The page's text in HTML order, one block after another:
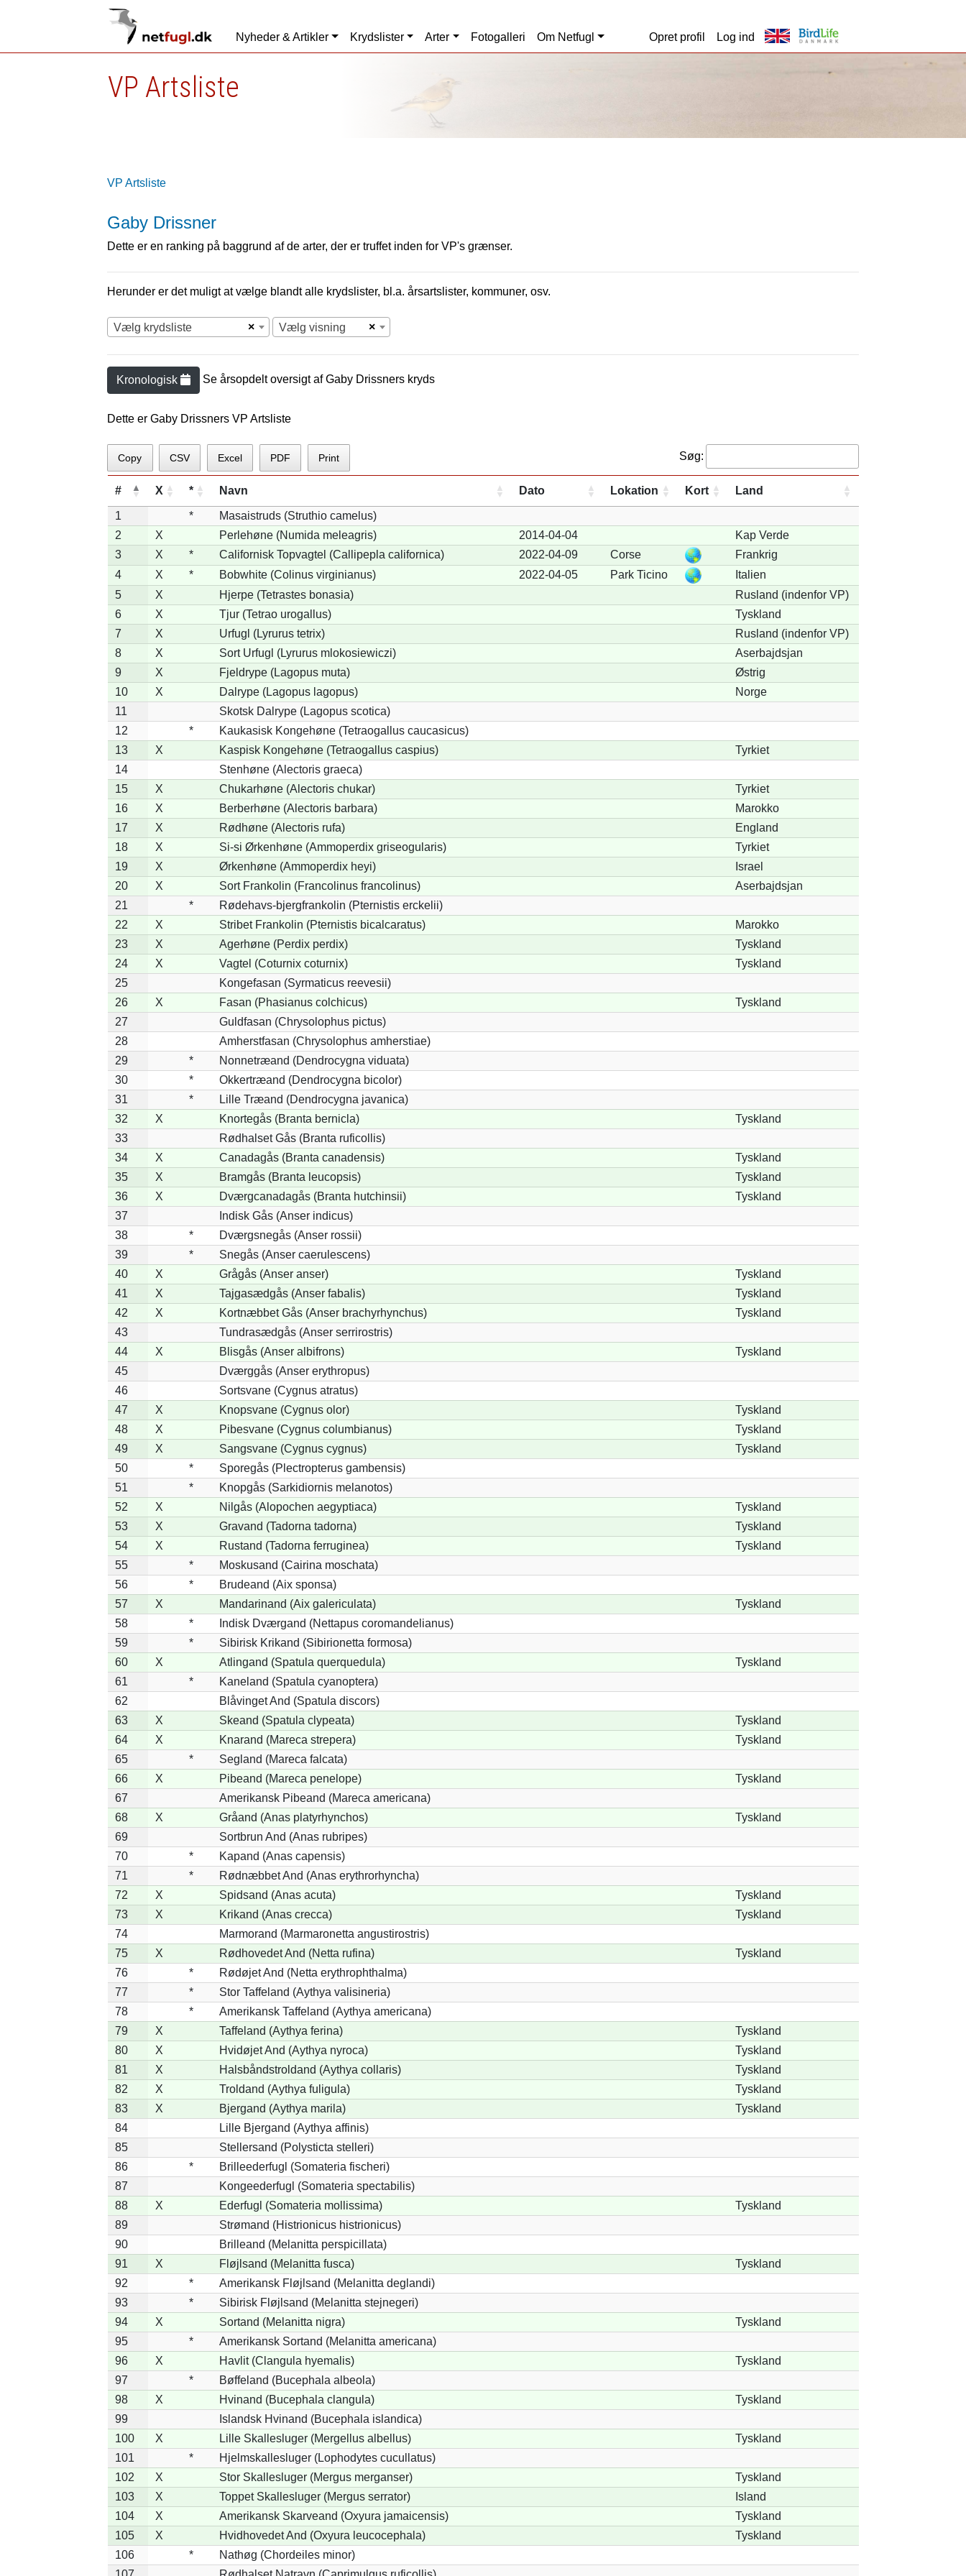
Nyheder & Artikler Krydslister Arter Fotogalleri Om Netfugl Opret profil Log ind
VP Artsliste
VP Artsliste
Gaby Drissner
Dette er en ranking på baggrund af de arter, der er truffet inden for VP's grænser.
Herunder er det muligt at vælge blandt alle krydslister, bl.a. årsartslister, kommuner, osv.
×
Vælg krydsliste ×
Vælg visning
Kronologisk Se årsopdelt oversigt afGaby Drissners kryds
Dette er Gaby Drissners VP Artsliste
Copy CSV Excel PDF Print Søg:
# X * Navn Dato Lokation Kort Land
1 *
Masaistruds (Struthio camelus)
2
X Perlehøne (Numida meleagris) 2014-04-04
Kap Verde
3
X * Californisk Topvagtel (Callipepla californica) 2022-04-09 Corse
Frankrig
4
X * Bobwhite (Colinus virginianus) 2022-04-05 Park Ticino
Italien
5
X Hjerpe (Tetrastes bonasia)
Rusland (indenfor VP)
6
X Tjur (Tetrao urogallus)
Tyskland
7
X Urfugl (Lyrurus tetrix)
Rusland (indenfor VP)
8
X Sort Urfugl (Lyrurus mlokosiewiczi)
Aserbajdsjan
9
X Fjeldrype (Lagopus muta)
Østrig
10
X Dalrype (Lagopus lagopus)
Norge
11
Skotsk Dalrype (Lagopus scotica)
12
*
Kaukasisk Kongehøne (Tetraogallus caucasicus)
13
X Kaspisk Kongehøne (Tetraogallus caspius)
Tyrkiet
14
Stenhøne (Alectoris graeca)
15
X Chukarhøne (Alectoris chukar)
Tyrkiet
16
X Berberhøne (Alectoris barbara)
Marokko
17
X Rødhøne (Alectoris rufa)
England
18
X Si-si Ørkenhøne (Ammoperdix griseogularis)
Tyrkiet
19
X Ørkenhøne (Ammoperdix heyi)
Israel
20
X Sort Frankolin (Francolinus francolinus)
Aserbajdsjan
21
*
Rødehavs-bjergfrankolin (Pternistis erckelii)
22
X Stribet Frankolin (Pternistis bicalcaratus)
Marokko
23
X Agerhøne (Perdix perdix)
Tyskland
24
X Vagtel (Coturnix coturnix)
Tyskland
25
Kongefasan (Syrmaticus reevesii)
26
X Fasan (Phasianus colchicus)
Tyskland
27
Guldfasan (Chrysolophus pictus)
28
Amherstfasan (Chrysolophus amherstiae)
29
*
Nonnetræand (Dendrocygna viduata)
30
*
Okkertræand (Dendrocygna bicolor)
31
*
Lille Træand (Dendrocygna javanica)
32
X Knortegås (Branta bernicla)
Tyskland
33
Rødhalset Gås (Branta ruficollis)
34
X Canadagås (Branta canadensis)
Tyskland
35
X Bramgås (Branta leucopsis)
Tyskland
36
X Dværgcanadagås (Branta hutchinsii)
Tyskland
37
Indisk Gås (Anser indicus)
38
*
Dværgsnegås (Anser rossii)
39
*
Snegås (Anser caerulescens)
40
X Grågås (Anser anser)
Tyskland
41
X Tajgasædgås (Anser fabalis)
Tyskland
42
X Kortnæbbet Gås (Anser brachyrhynchus)
Tyskland
43
Tundrasædgås (Anser serrirostris)
44
X Blisgås (Anser albifrons)
Tyskland
45
Dværggås (Anser erythropus)
46
Sortsvane (Cygnus atratus)
47
X Knopsvane (Cygnus olor)
Tyskland
48
X Pibesvane (Cygnus columbianus)
Tyskland
49
X Sangsvane (Cygnus cygnus)
Tyskland
50
*
Sporegås (Plectropterus gambensis)
51
*
Knopgås (Sarkidiornis melanotos)
52
X Nilgås (Alopochen aegyptiaca)
Tyskland
53
X Gravand (Tadorna tadorna)
Tyskland
54
X Rustand (Tadorna ferruginea)
Tyskland
55
*
Moskusand (Cairina moschata)
56
*
Brudeand (Aix sponsa)
57
X Mandarinand (Aix galericulata)
Tyskland
58
*
Indisk Dværgand (Nettapus coromandelianus)
59
*
Sibirisk Krikand (Sibirionetta formosa)
60
X Atlingand (Spatula querquedula)
Tyskland
61
*
Kaneland (Spatula cyanoptera)
62
Blåvinget And (Spatula discors)
63
X Skeand (Spatula clypeata)
Tyskland
64
X Knarand (Mareca strepera)
Tyskland
65
*
Segland (Mareca falcata)
66
X Pibeand (Mareca penelope)
Tyskland
67
Amerikansk Pibeand (Mareca americana)
68
X Gråand (Anas platyrhynchos)
Tyskland
69
Sortbrun And (Anas rubripes)
70
*
Kapand (Anas capensis)
71
*
Rødnæbbet And (Anas erythrorhyncha)
72
X Spidsand (Anas acuta)
Tyskland
73
X Krikand (Anas crecca)
Tyskland
74
Marmorand (Marmaronetta angustirostris)
75
X Rødhovedet And (Netta rufina)
Tyskland
76
*
Rødøjet And (Netta erythrophthalma)
77
*
Stor Taffeland (Aythya valisineria)
78
*
Amerikansk Taffeland (Aythya americana)
79
X Taffeland (Aythya ferina)
Tyskland
80
X Hvidøjet And (Aythya nyroca)
Tyskland
81
X Halsbåndstroldand (Aythya collaris)
Tyskland
82
X Troldand (Aythya fuligula)
Tyskland
83
X Bjergand (Aythya marila)
Tyskland
84
Lille Bjergand (Aythya affinis)
85
Stellersand (Polysticta stelleri)
86
*
Brilleederfugl (Somateria fischeri)
87
Kongeederfugl (Somateria spectabilis)
88
X Ederfugl (Somateria mollissima)
Tyskland
89
Strømand (Histrionicus histrionicus)
90
Brilleand (Melanitta perspicillata)
91
X Fløjlsand (Melanitta fusca)
Tyskland
92
*
Amerikansk Fløjlsand (Melanitta deglandi)
93
*
Sibirisk Fløjlsand (Melanitta stejnegeri)
94
X Sortand (Melanitta nigra)
Tyskland
95
*
Amerikansk Sortand (Melanitta americana)
96
X Havlit (Clangula hyemalis)
Tyskland
97
*
Bøffeland (Bucephala albeola)
98
X Hvinand (Bucephala clangula)
Tyskland
99
Islandsk Hvinand (Bucephala islandica)
100
X Lille Skallesluger (Mergellus albellus)
Tyskland
101
*
Hjelmskallesluger (Lophodytes cucullatus)
102
X Stor Skallesluger (Mergus merganser)
Tyskland
103
X Toppet Skallesluger (Mergus serrator)
Island
104
X Amerikansk Skarveand (Oxyura jamaicensis)
Tyskland
105
X Hvidhovedet And (Oxyura leucocephala)
Tyskland
106
*
Nathøg (Chordeiles minor)